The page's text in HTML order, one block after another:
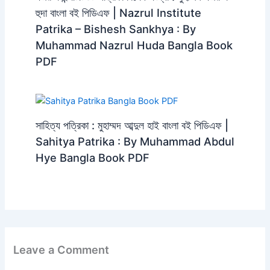
হুদা বাংলা বই পিডিএফ | Nazrul Institute
Patrika – Bishesh Sankhya : By
Muhammad Nazrul Huda Bangla Book
PDF
সাহিত্য পত্রিকা : মুহাম্মদ আব্দুল হাই বাংলা বই পিডিএফ |
Sahitya Patrika : By Muhammad Abdul
Hye Bangla Book PDF
Leave a Comment